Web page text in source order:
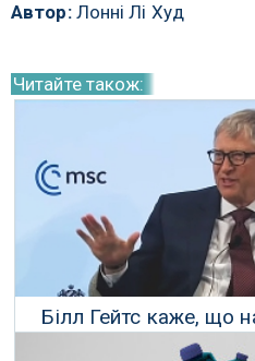
Автор:Лонні Лі Худ
Читайте також:
Білл Гейтс каже, що